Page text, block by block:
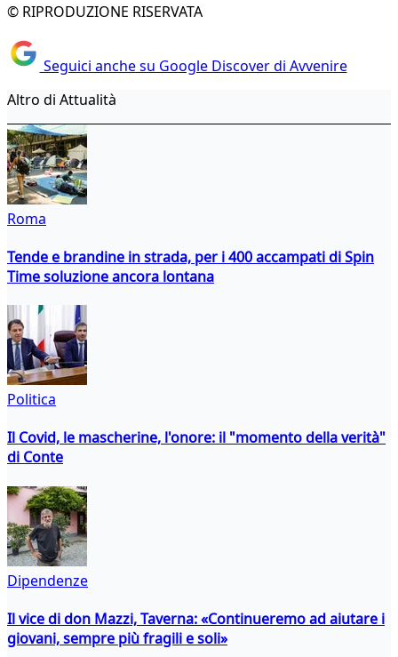
© RIPRODUZIONE RISERVATA
Seguici anche su Google Discover di Avvenire
Altro di Attualità
Roma
Tende e brandine in strada, per i 400 accampati di Spin
Time soluzione ancora lontana
Politica
Il Covid, le mascherine, l'onore: il "momento della verità"
di Conte
Dipendenze
Il vice di don Mazzi, Taverna: «Continueremo ad aiutare i
giovani, sempre più fragili e soli»